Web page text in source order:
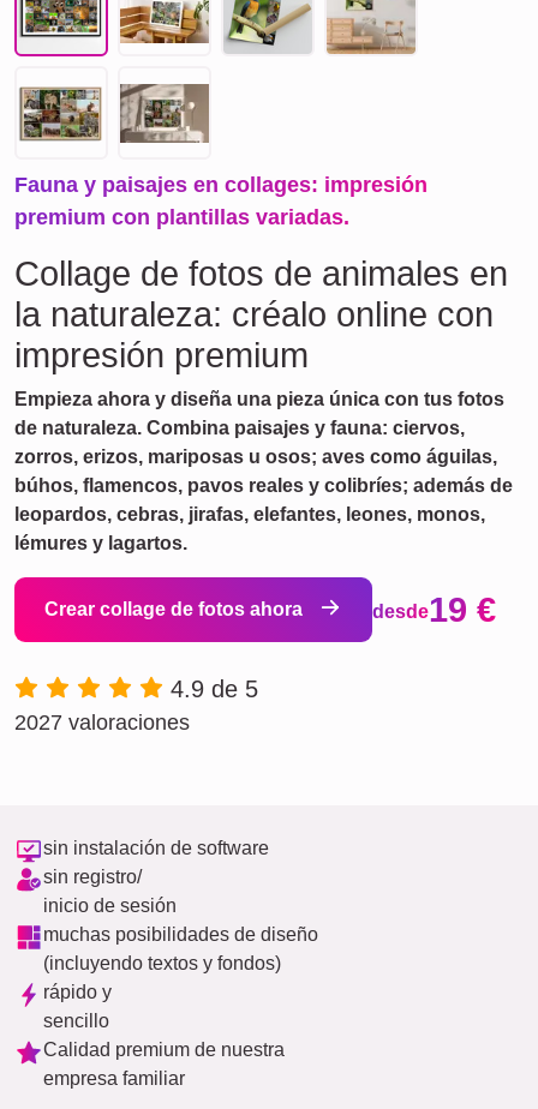
Fauna y paisajes en collages: impresión
premium con plantillas variadas.
Collage de fotos de animales en
la naturaleza: créalo online con
impresión premium
Empieza ahora y diseña una pieza única con tus fotos
de naturaleza. Combina paisajes y fauna: ciervos,
zorros, erizos, mariposas u osos; aves como águilas,
búhos, flamencos, pavos reales y colibríes; además de
leopardos, cebras, jirafas, elefantes, leones, monos,
lémures y lagartos.
Crear collage de fotos ahora desde19 €
4.9 de 5
2027 valoraciones
sin instalación de software
sin registro/
inicio de sesión
muchas posibilidades de diseño
(incluyendo textos y fondos)
rápido y
sencillo
Calidad premium de nuestra
empresa familiar